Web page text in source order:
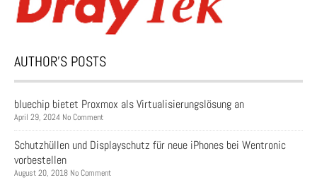
AUTHOR’S POSTS
bluechip bietet Proxmox als Virtualisierungslösung an
April 29, 2024 No Comment
Schutzhüllen und Displayschutz für neue iPhones bei Wentronic
vorbestellen
August 20, 2018 No Comment